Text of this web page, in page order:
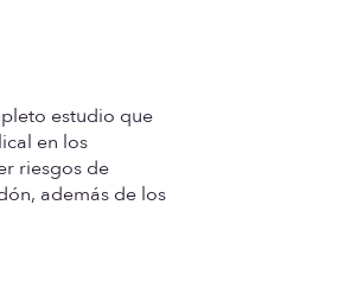
estudio que
en los
riesgos de
además de los